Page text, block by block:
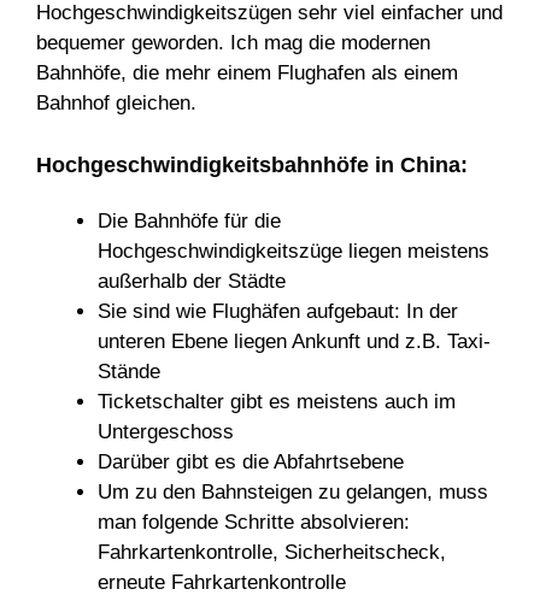
Hochgeschwindigkeitszügen sehr viel einfacher und
bequemer geworden. Ich mag die modernen
Bahnhöfe, die mehr einem Flughafen als einem
Bahnhof gleichen.
Hochgeschwindigkeitsbahnhöfe in China:
Die Bahnhöfe für die
Hochgeschwindigkeitszüge liegen meistens
außerhalb der Städte
Sie sind wie Flughäfen aufgebaut: In der
unteren Ebene liegen Ankunft und z.B. Taxi-
Stände
Ticketschalter gibt es meistens auch im
Untergeschoss
Darüber gibt es die Abfahrtsebene
Um zu den Bahnsteigen zu gelangen, muss
man folgende Schritte absolvieren:
Fahrkartenkontrolle, Sicherheitscheck,
erneute Fahrkartenkontrolle